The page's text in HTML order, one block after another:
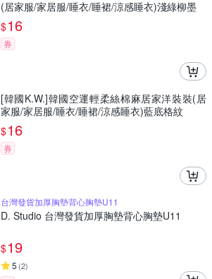
(居家服/家居服/睡衣/睡裙/涼感睡衣)淺綠柳墨
$16
券
[韓國K.W.]韓國空運輕柔絲棉麻居家洋裝裝(居
家服/家居服/睡衣/睡裙/涼感睡衣)藍底格紋
$16
券
台灣發貨加厚胸墊背心胸墊U11
D. Studio 台灣發貨加厚胸墊背心胸墊U11
$19
5 (2)